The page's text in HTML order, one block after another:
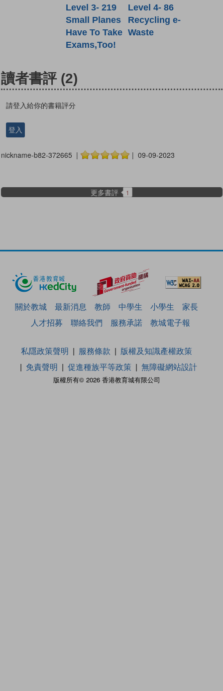
Level 3- 219
Small Planes
Have To Take
Exams,Too!
Level 4- 86
Recycling e-
Waste
讀者書評 (2)
請登入給你的書籍評分
登入
nickname-b82-372665 | | 09-09-2023
更多書評 1
關於教城 最新消息 教師 中學生 小學生
家長
人才招募
聯絡我們 服務承諾 教城電子報
版權所有© 2026 香港教育城有限公司
私隱政策聲明 服務條款
版權及知識產權政策
免責聲明
促進種族平等政策 無障礙網站設計